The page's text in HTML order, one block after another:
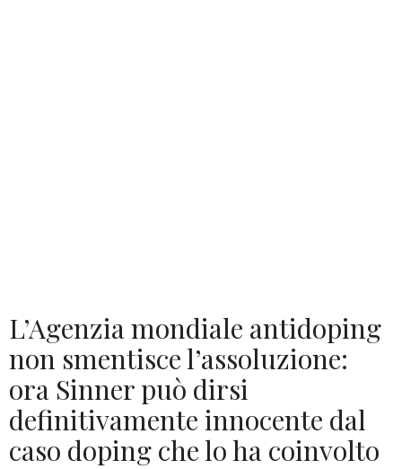
L’Agenzia mondiale antidoping
non smentisce l’assoluzione:
ora Sinner può dirsi
definitivamente innocente dal
caso doping che lo ha coinvolto